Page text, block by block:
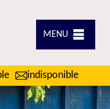
MENU
indisponible